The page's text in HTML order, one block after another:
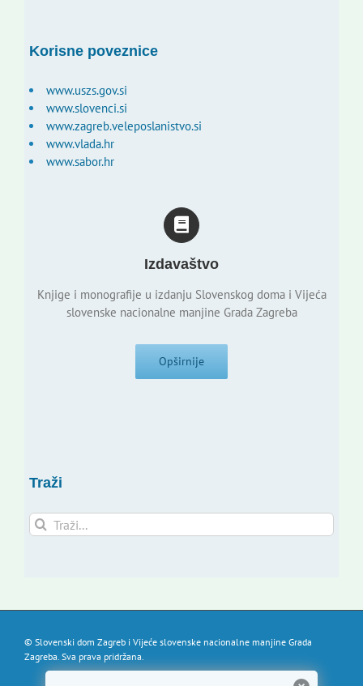
Korisne poveznice
www.uszs.gov.si
www.slovenci.si
www.zagreb.veleposlanistvo.si
www.vlada.hr
www.sabor.hr
Izdavaštvo
Knjige i monografije u izdanju Slovenskog doma i Vijeća
slovenske nacionalne manjine Grada Zagreba
Opširnije
Traži
Traži...
© Slovenski dom Zagreb i Vijeće slovenske nacionalne manjine Grada
Zagreba. Sva prava pridržana.